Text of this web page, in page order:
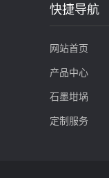
快捷导航
网站首页
产品中心
石墨坩埚
定制服务